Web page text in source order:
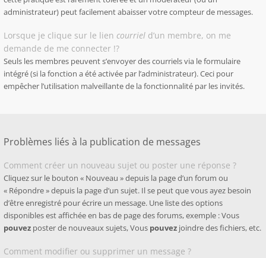
administrateur) peut facilement abaisser votre compteur de messages.
Lorsque je clique sur le lien courriel d’un membre, on me
demande de me connecter !?
Seuls les membres peuvent s’envoyer des courriels via le formulaire
intégré (si la fonction a été activée par l’administrateur). Ceci pour
empêcher l’utilisation malveillante de la fonctionnalité par les invités.
Problèmes liés à la publication de messages
Comment créer un nouveau sujet ou poster une réponse ?
Cliquez sur le bouton « Nouveau » depuis la page d’un forum ou
« Répondre » depuis la page d’un sujet. Il se peut que vous ayez besoin
d’être enregistré pour écrire un message. Une liste des options
disponibles est affichée en bas de page des forums, exemple : Vous
pouvez poster de nouveaux sujets, Vous pouvez joindre des fichiers, etc.
Comment modifier ou supprimer un message ?